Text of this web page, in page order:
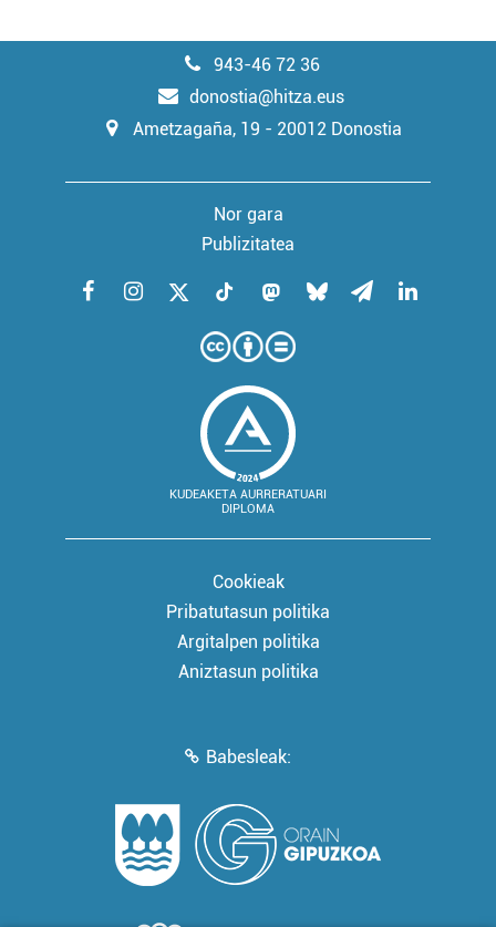
943-46 72 36
donostia@hitza.eus
Ametzagaña, 19 - 20012 Donostia
Nor gara
Publizitatea
KUDEAKETA AURRERATUARI
DIPLOMA
Cookieak
Pribatutasun politika
Argitalpen politika
Aniztasun politika
Babesleak: